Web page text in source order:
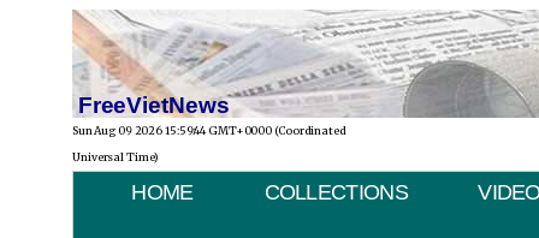
FreeVietNews
Sun Aug 09 2026 15:59:44 GMT+0000 (Coordinated
Universal Time)
HOME COLLECTIONS